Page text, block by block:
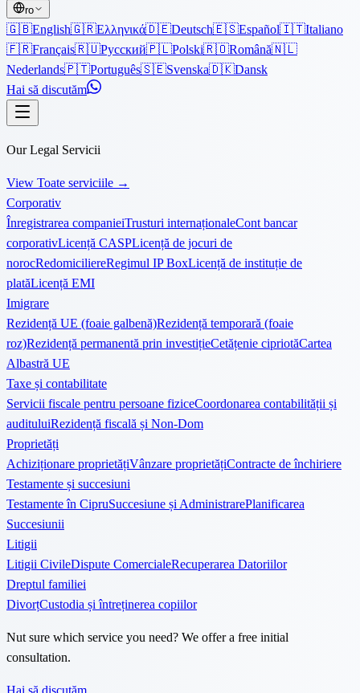
ro
🇬🇧English🇬🇷Ελληνικά🇩🇪Deutsch🇪🇸Español🇮🇹Italiano
🇫🇷Français🇷🇺Русский🇵🇱Polski🇷🇴Română🇳🇱
Nederlands🇵🇹Português🇸🇪Svenska🇩🇰Dansk
Hai să discutăm
Our Legal Servicii
View Toate serviciile →
Corporativ
Înregistrarea companieiTrusturi internaționaleCont bancar
corporativLicență CASPLicență de jocuri de
norocRedomiciliereRegimul IP BoxLicență de instituție de
platăLicență EMI
Imigrare
Rezidență UE (foaie galbenă)Rezidență temporară (foaie
roz)Rezidență permanentă prin investițieCetățenie cipriotăCartea
Albastră UE
Taxe și contabilitate
Servicii fiscale pentru persoane fiziceCoordonarea contabilității și
audituluiRezidență fiscală și Non-Dom
Proprietăți
Achiziționare proprietățiVânzare proprietățiContracte de închiriere
Testamente și succesiuni
Testamente în CipruSuccesiune și AdministrarePlanificarea
Succesiunii
Litigii
Litigii CivileDispute ComercialeRecuperarea Datoriilor
Dreptul familiei
DivorțCustodia și întreținerea copiilor
Nut sure which service you need? We offer a free initial
consultation.
Hai să discutăm